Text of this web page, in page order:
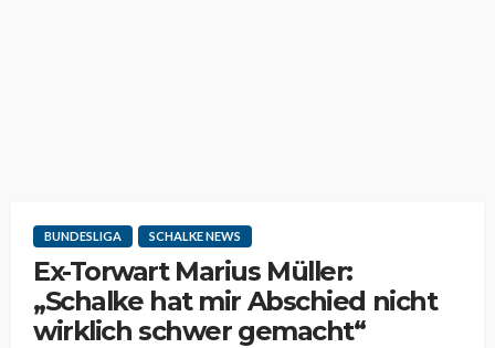
BUNDESLIGA SCHALKE NEWS
Ex-Torwart Marius Müller:
„Schalke hat mir Abschied nicht
wirklich schwer gemacht“